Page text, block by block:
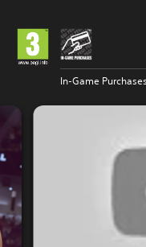
In-Game